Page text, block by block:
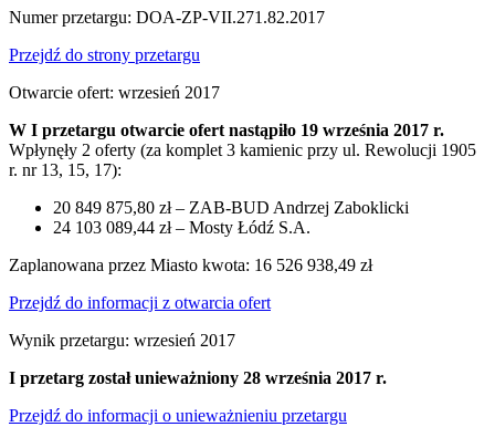
Numer przetargu: DOA-ZP-VII.271.82.2017
Przejdź do strony przetargu
Otwarcie ofert: wrzesień 2017
W I przetargu otwarcie ofert nastąpiło 19 września 2017 r.
Wpłynęły 2 oferty (za komplet 3 kamienic przy ul. Rewolucji 1905
r. nr 13, 15, 17):
20 849 875,80 zł – ZAB-BUD Andrzej Zaboklicki
24 103 089,44 zł – Mosty Łódź S.A.
Zaplanowana przez Miasto kwota: 16 526 938,49 zł
Przejdź do informacji z otwarcia ofert
Wynik przetargu: wrzesień 2017
I przetarg został unieważniony 28 września 2017 r.
Przejdź do informacji o unieważnieniu przetargu